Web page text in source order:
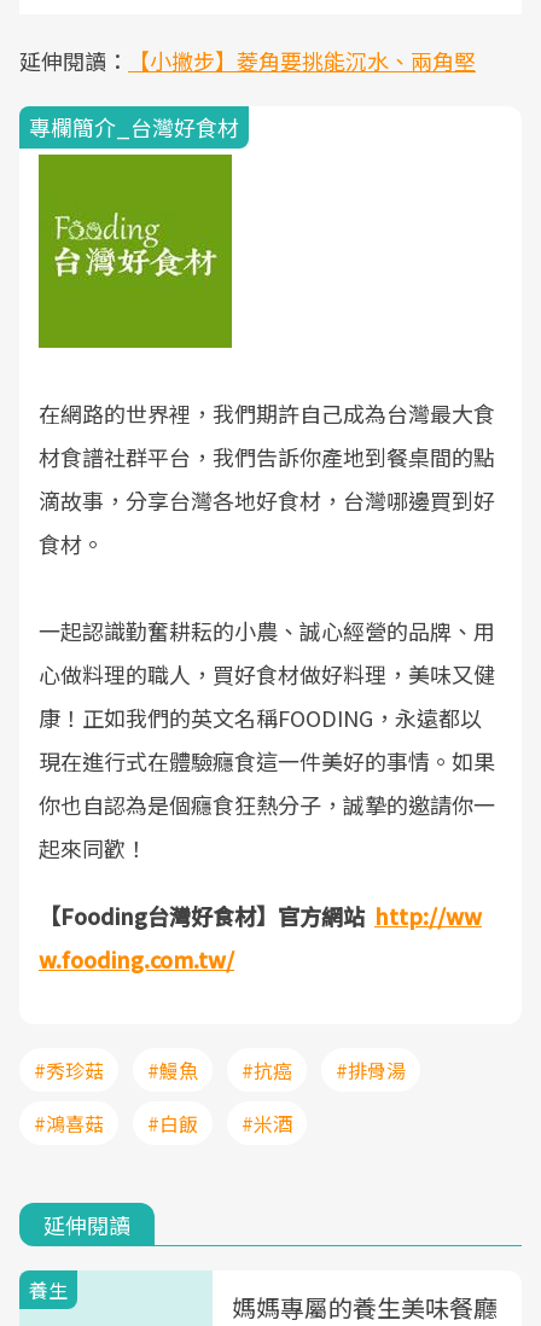
延伸閱讀： 【小撇步】菱角要挑能沉水、兩角堅
專欄簡介_台灣好食材
在網路的世界裡，我們期許自己成為台灣最大食
材食譜社群平台，我們告訴你產地到餐桌間的點
滴故事，分享台灣各地好食材，台灣哪邊買到好
食材。
一起認識勤奮耕耘的小農、誠心經營的品牌、用
心做料理的職人，買好食材做好料理，美味又健
康！正如我們的英文名稱FOODING，永遠都以
現在進行式在體驗癮食這一件美好的事情。如果
你也自認為是個癮食狂熱分子，誠摯的邀請你一
起來同歡！
【Fooding台灣好食材】官方網站 http://ww
w.fooding.com.tw/
#秀珍菇 #鰻魚 #抗癌
#排骨湯
#鴻喜菇
#白飯 #米酒
延伸閱讀
養生 媽媽專屬的養生美味餐廳